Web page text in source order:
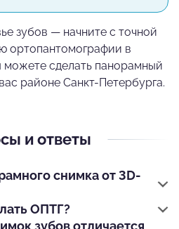
зубов — начните с точной
ортопантомографии в
сделать панорамный
районе Санкт-Петербурга.
и ответы
снимка от 3D-
ОПТГ?
зубов отличается